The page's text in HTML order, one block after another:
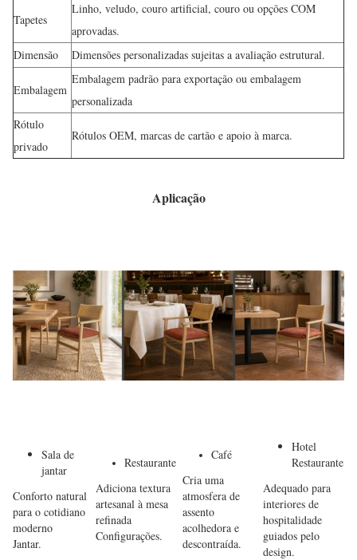
Tapetes
Linho, veludo, couro artificial, couro ou opções COM
aprovadas.
Dimensão
Dimensões personalizadas sujeitas a avaliação estrutural.
Embalagem
Embalagem padrão para exportação ou embalagem
personalizada
Rótulo
privado
Rótulos OEM, marcas de cartão e apoio à marca.
Aplicação
Sala de
jantar
Conforto natural
para o cotidiano
moderno
Jantar.
Restaurante
Adiciona textura
artesanal à mesa
refinada
Configurações.
Café
Cria uma
atmosfera de
assento
acolhedora e
descontraída.
Hotel
Restaurante
Adequado para
interiores de
hospitalidade
guiados pelo
design.